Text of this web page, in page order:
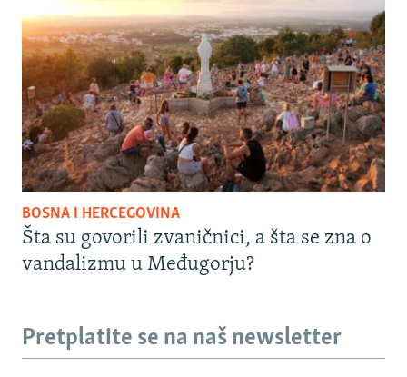
BOSNA I HERCEGOVINA
Šta su govorili zvaničnici, a šta se zna o
vandalizmu u Međugorju?
Pretplatite se na naš newsletter